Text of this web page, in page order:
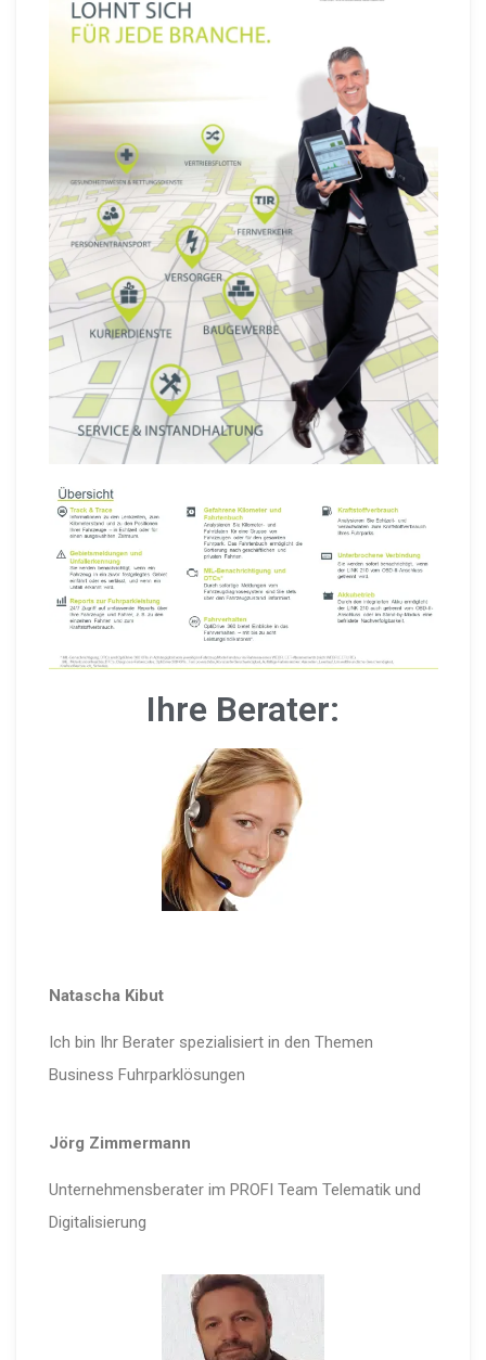
Ihre Berater:
Natascha Kibut
Ich bin Ihr Berater spezialisiert in den Themen
Business Fuhrparklösungen
Jörg Zimmermann
Unternehmensberater im PROFI Team Telematik und
Digitalisierung